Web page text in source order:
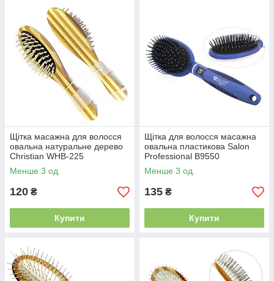
Щітка масажна для волосся
овальна натуральне дерево
Christian WHB-225
Менше 3 од.
120 ₴
Купити
Щітка для волосся масажна
овальна пластикова Salon
Professional B9550
(розпродаж!)
Менше 3 од.
135 ₴
Купити